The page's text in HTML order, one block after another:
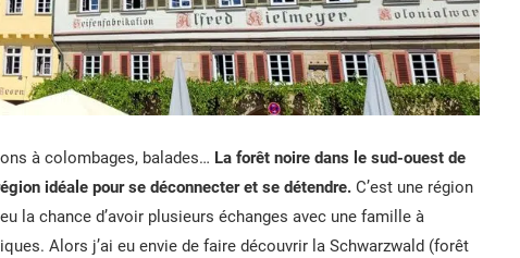
à colombages, balades… La forêt noire dans le sud-ouest de
idéale pour se déconnecter et se détendre. C’est une région
la chance d’avoir plusieurs échanges avec une famille à
Alors j’ai eu envie de faire découvrir la Schwarzwald (forêt